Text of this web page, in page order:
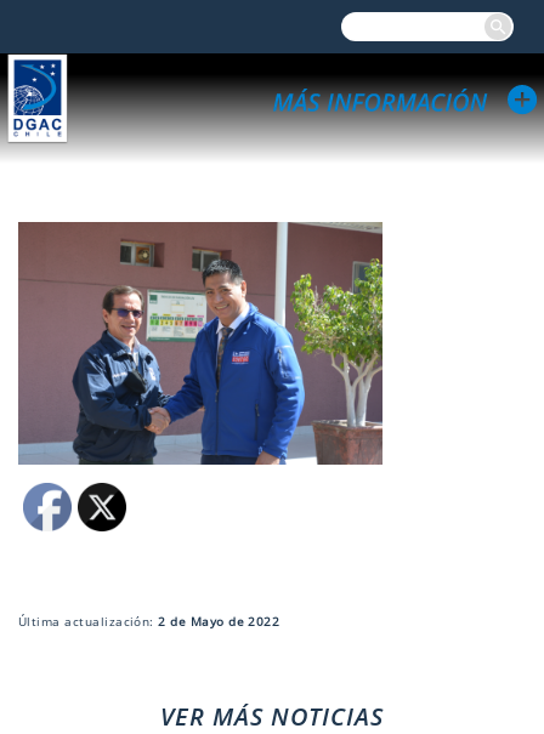
Última actualización:2 de Mayo de 2022
VER MÁS NOTICIAS